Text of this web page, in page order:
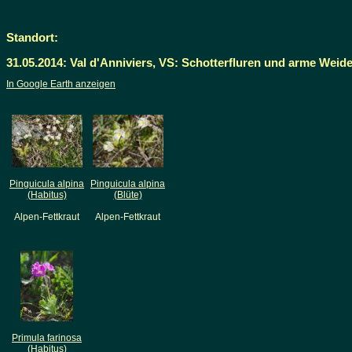
Standort:
31.05.2014: Val d'Anniviers, VS: Schotterfluren und arme
In Google Earth anzeigen
Pinguicula alpina
(Habitus)
Alpen-Fettkraut
Pinguicula alpina
(Blüte)
Alpen-Fettkraut
Primula farinosa
(Habitus)